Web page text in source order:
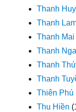
Thanh
Thanh
Thanh Mai
Thanh Nga
Thanh
Thanh
Thiên Phú
Thu Hiền